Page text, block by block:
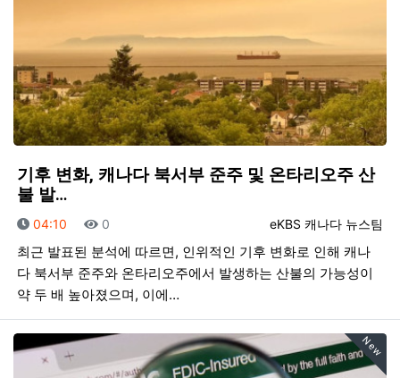
기후 변화, 캐나다 북서부 준주 및 온타리오주 산
불 발…
등록자
eKBS 캐나다 뉴스팀
등록일
04:10 조회
0
최근 발표된 분석에 따르면, 인위적인 기후 변화로 인해 캐나
다 북서부 준주와 온타리오주에서 발생하는 산불의 가능성이
약 두 배 높아졌으며, 이에…
New